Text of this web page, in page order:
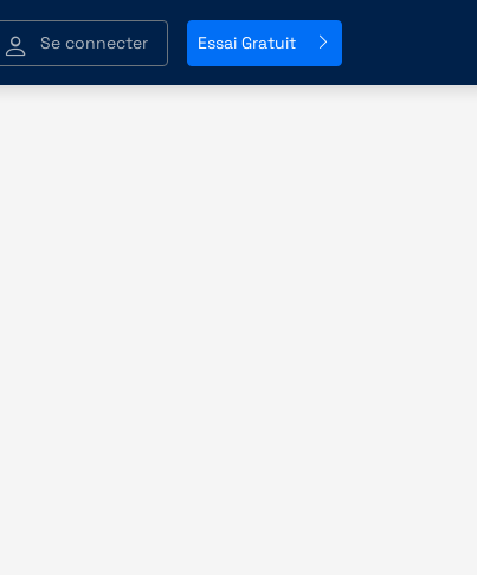
Se connecter Essai Gratuit